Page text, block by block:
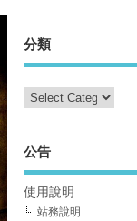
分類
公告
使用說明
站務說明